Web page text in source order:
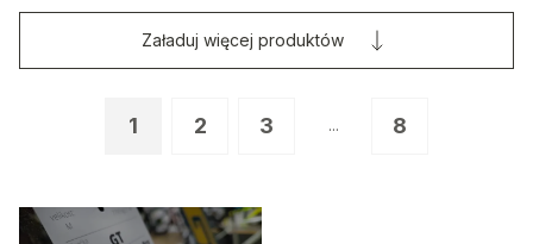
1 2 3 ... 8
Załaduj więcej produktów